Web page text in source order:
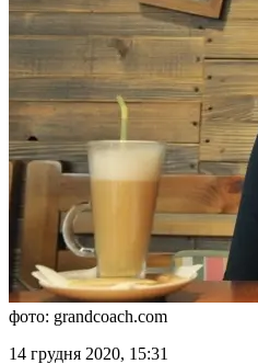
фото: grandcoach.com
14 грудня 2020, 15:31